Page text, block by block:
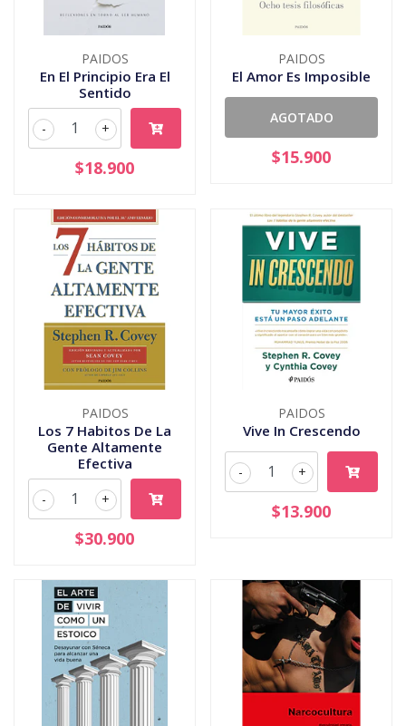
PAIDOS
En El Principio Era El
Sentido
+
-
$18.900
PAIDOS
El Amor Es Imposible
AGOTADO
$15.900
PAIDOS
Los 7 Habitos De La
Gente Altamente
Efectiva
+
-
$30.900
PAIDOS
Vive In Crescendo
+
-
$13.900